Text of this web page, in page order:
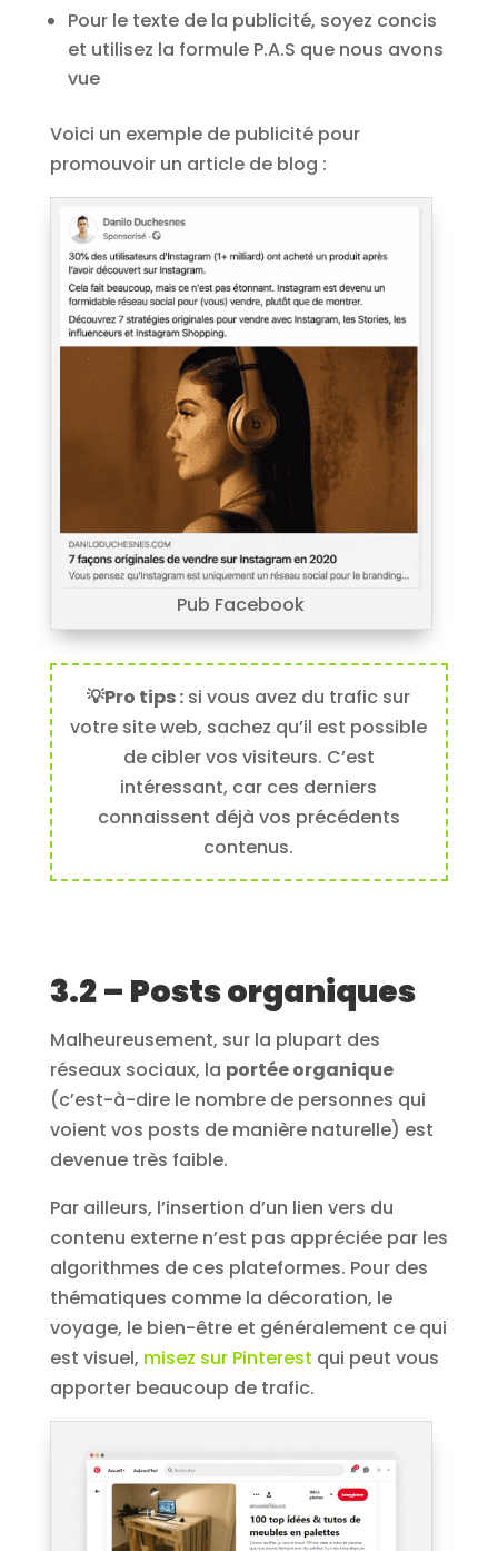
Pour le texte de la publicité, soyez concis
et utilisez la formule P.A.S que nous avons
vue
Voici un exemple de publicité pour
promouvoir un article de blog :
Pub Facebook
💡Pro tips : si vous avez du trafic sur
votre site web, sachez qu’il est possible
de cibler vos visiteurs. C’est
intéressant, car ces derniers
connaissent déjà vos précédents
contenus.
3.2 – Posts organiques
Malheureusement, sur la plupart des
réseaux sociaux, la portée organique
(c’est-à-dire le nombre de personnes qui
voient vos posts de manière naturelle) est
devenue très faible.
Par ailleurs, l’insertion d’un lien vers du
contenu externe n’est pas appréciée par les
algorithmes de ces plateformes. Pour des
thématiques comme la décoration, le
voyage, le bien-être et généralement ce qui
est visuel, misez sur Pinterest qui peut vous
apporter beaucoup de trafic.